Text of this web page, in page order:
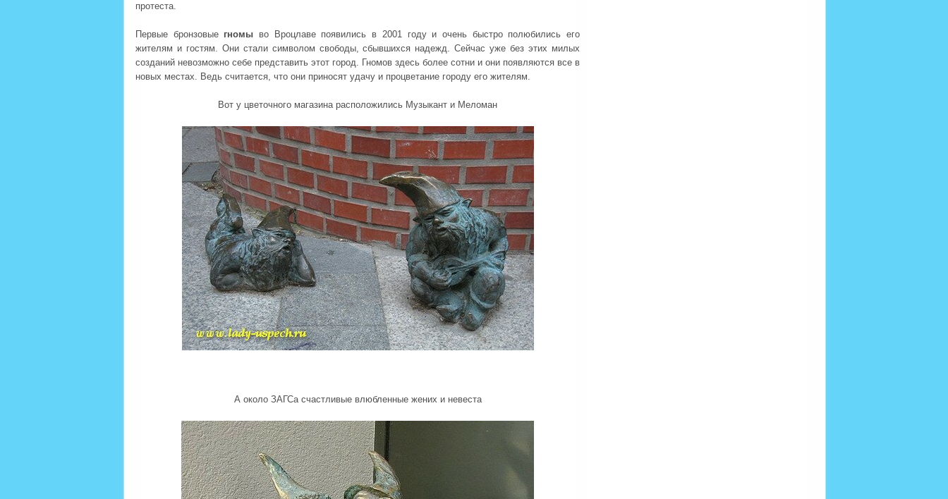
протеста.
Первые бронзовые гномы во Вроцлаве появились в 2001 году и очень быстро полюбились его
жителям и гостям. Они стали символом свободы, сбывшихся надежд. Сейчас уже без этих милых
созданий невозможно себе представить этот город. Гномов здесь более сотни и они появляются все в
новых местах. Ведь считается, что они приносят удачу и процветание городу его жителям.
Вот у цветочного магазина расположились Музыкант и Меломан
А около ЗАГСа счастливые влюбленные жених и невеста